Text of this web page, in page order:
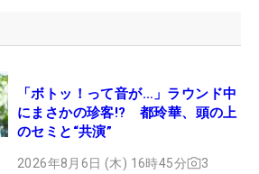
「ボトッ！って音が…」ラウンド中
にまさかの珍客!? 都玲華、頭の上
のセミと“共演”
2026年8月6日 (木) 16時45分 3